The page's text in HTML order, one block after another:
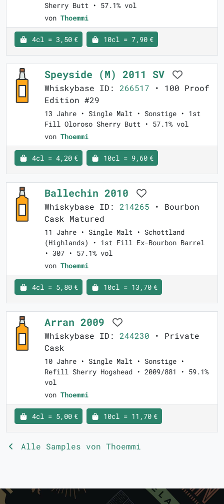
Sherry Butt • 57.1% vol
von Thoemmi
4cl = 3,50 € 10cl = 7,90 €
Speyside (M) 2011 SV
Whiskybase ID: 266517 • 100 Proof
Edition #29
13 Jahre • Single Malt • Sonstige • 1st
Fill Oloroso Sherry Butt • 57.1% vol
von Thoemmi
4cl = 4,20 € 10cl = 9,60 €
Ballechin 2010
Whiskybase ID: 214265 • Bourbon
Cask Matured
11 Jahre • Single Malt • Schottland
(Highlands) • 1st Fill Ex-Bourbon Barrel
• 307 • 57.1% vol
von Thoemmi
4cl = 5,80 € 10cl = 13,70 €
Arran 2009
Whiskybase ID: 244230 • Private
Cask
10 Jahre • Single Malt • Sonstige •
Refill Sherry Hogshead • 2009/881 • 59.1%
vol
von Thoemmi
4cl = 5,00 € 10cl = 11,70 €
Alle Samples von Thoemmi